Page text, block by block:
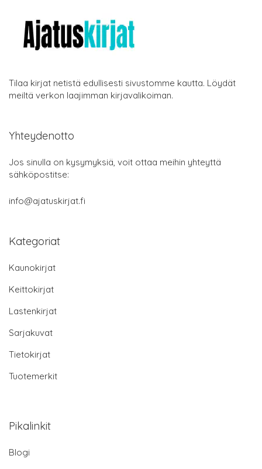
Tilaa kirjat netistä edullisesti sivustomme kautta. Löydät
meiltä verkon laajimman kirjavalikoiman.
Yhteydenotto
Jos sinulla on kysymyksiä, voit ottaa meihin yhteyttä
sähköpostitse:
info@ajatuskirjat.fi
Kategoriat
Kaunokirjat
Keittokirjat
Lastenkirjat
Sarjakuvat
Tietokirjat
Tuotemerkit
Pikalinkit
Blogi